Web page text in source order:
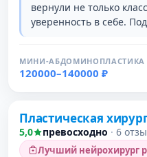
вернули не только
уверенность в себе.
МИНИ-АБДОМИНОПЛАСТИКА
120000–140000 ₽
Пластическая
5,0 превосходно · 6
Лучший нейрохирург